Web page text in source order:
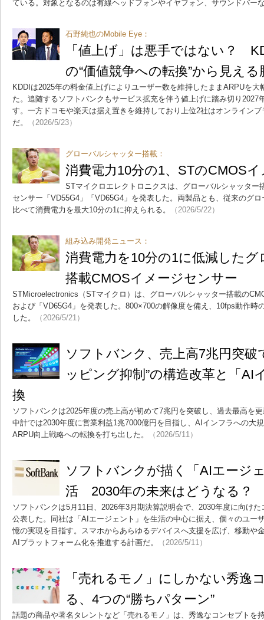
ている。対象となるのは有線ヘッドフォンやイヤフォン、サウンドバー
石野純也のMobile Eye：
「値上げ」は悪手ではない？
の“価値競争への転換”から見える
KDDIは2025年の料金値上げによりユーザー数を維持したままARPUを
た。追随するソフトバンクもサービス拡充を伴う値上げに踏み切り2027
す。一方ドコモや楽天は据え置きを維持しており上位2社はオンライン
だ。
（2026/5/23）
グローバルシャッター搭載：
消費電力10分の1、STのCMOS
STマイクロエレクトロニクスは、グローバルシャッター
センサー「VD55G4」「VD65G4」を発表した。両製品とも、従来のグ
比べて消費電力を最大10分の1に抑えられる。
（2026/5/22）
組み込み開発ニュース：
消費電力を10分の1に低減した
搭載CMOSイメージセンサー
STMicroelectronics（STマイクロ）は、グローバルシャッター搭載の
および「VD65G4」を発表した。800×700の解像度を備え、10fps動作時
した。
（2026/5/21）
ソフトバンク、売上高7兆円突
ッピング抑制”の構造改革と「AI
換
ソフトバンクは2025年度の売上高が初めて7兆円を突破し、過去最高を
中計では2030年度に営業利益1兆7000億円を目指し、AIインフラへの大
ARPU向上戦略への転換を打ち出した。
（2026/5/11）
ソフトバンクが描く「AIエージ
活 2030年の未来はどうなる？
ソフトバンクは5月11日、2026年3月期決算説明会で、2030年度に向け
公表した。同社は「AIエージェント」を生活の中心に据え、個々のユー
憶の実現を目指す。スマホからあらゆるデバイスへ支援を広げ、移動や
AIプラットフォーム化を推進する計画だ。
（2026/5/11）
「売れるモノ」にしかない秀逸
る、4つの“勝ちパターン”
話題の商品や著名タレントなど「売れるモノ」は、秀逸なコンセプトを